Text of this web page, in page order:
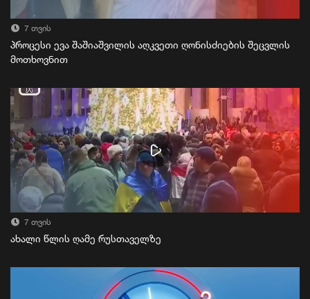
7 თვის
პროცესი ევა შაშიაშვილის აღკვეთი ღონისძიების შეცვლის
მოთხოვნით
7 თვის
ახალი წლის ღამე რუსთაველზე